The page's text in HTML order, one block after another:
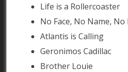
Life is a Rollercoaster
No Face, No Name,
Atlantis is Calling
Geronimos Cadillac
Brother Louie